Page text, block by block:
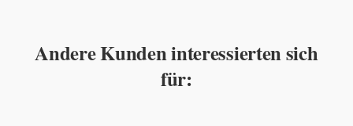
Andere Kunden interessierten sich
für: